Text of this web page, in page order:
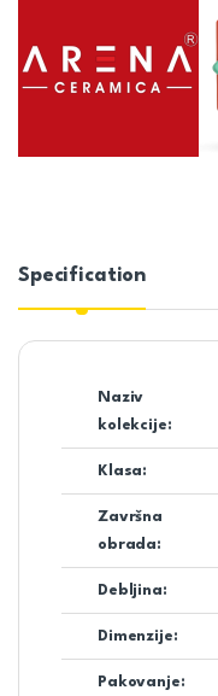
Specification
Naziv
kolekcije:
Klasa:
Završna
obrada:
Debljina:
Dimenzije:
Pakovanje: